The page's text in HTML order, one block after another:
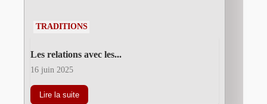
TRADITIONS
Les relations avec les...
16 juin 2025
Lire la suite